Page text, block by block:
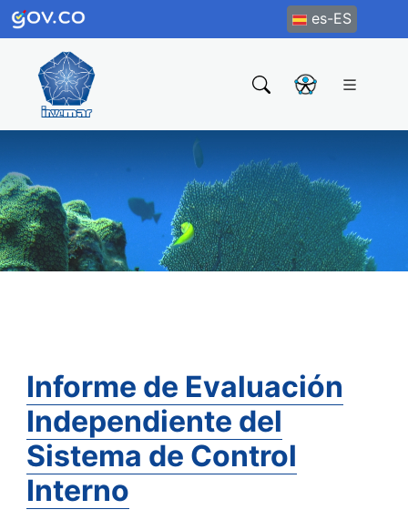
es-ES
Informe de Evaluación
Independiente del
Sistema de Control
Interno